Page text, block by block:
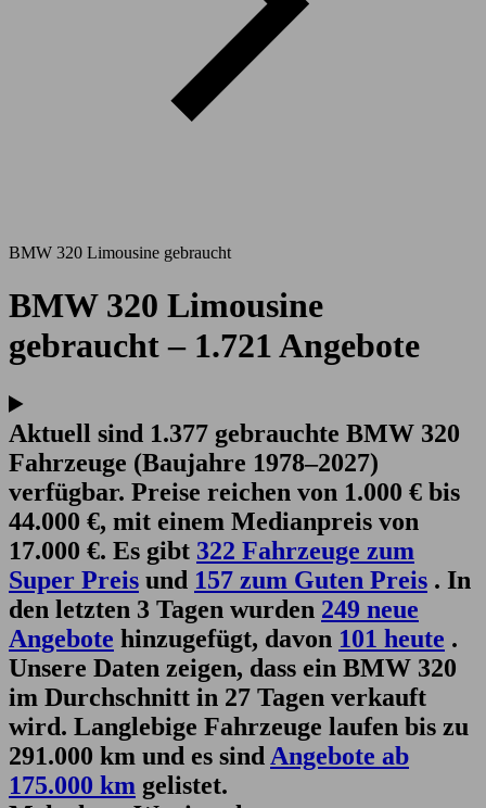
BMW 320 Limousine gebraucht
BMW 320 Limousine
gebraucht – 1.721 Angebote
Aktuell sind 1.377 gebrauchte BMW 320
Fahrzeuge (Baujahre 1978–2027)
verfügbar. Preise reichen von 1.000 € bis
44.000 €, mit einem Medianpreis von
17.000 €. Es gibt 322 Fahrzeuge zum
Super Preis und 157 zum Guten Preis . In
den letzten 3 Tagen wurden 249 neue
Angebote hinzugefügt, davon 101 heute .
Unsere Daten zeigen, dass ein BMW 320
im Durchschnitt in 27 Tagen verkauft
wird. Langlebige Fahrzeuge laufen bis zu
291.000 km und es sind Angebote ab
175.000 km gelistet.